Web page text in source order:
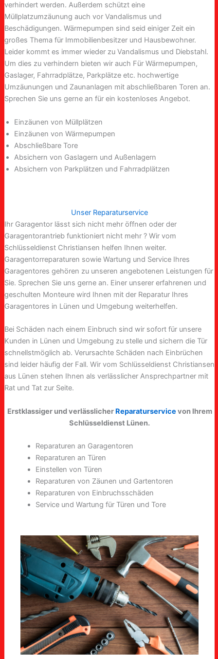
verhindert werden. Außerdem schützt eine
Müllplatzumzäunung auch vor Vandalismus und
Beschädigungen. Wärmepumpen sind seid einiger Zeit ein
großes Thema für Immobilienbesitzer und Hausbewohner.
Leider kommt es immer wieder zu Vandalismus und Diebstahl.
Um dies zu verhindern bieten wir auch Für Wärmepumpen,
Gaslager, Fahrradplätze, Parkplätze etc. hochwertige
Umzäunungen und Zaunanlagen mit abschließbaren Toren an.
Sprechen Sie uns gerne an für ein kostenloses Angebot.
Einzäunen von Müllplätzen
Einzäunen von Wärmepumpen
Abschließbare Tore
Absichern von Gaslagern und Außenlagern
Absichern von Parkplätzen und Fahrradplätzen
Unser Reparaturservice
Ihr Garagentor lässt sich nicht mehr öffnen oder der
Garagentorantrieb funktioniert nicht mehr ? Wir vom
Schlüsseldienst Christiansen helfen Ihnen weiter.
Garagentorreparaturen sowie Wartung und Service Ihres
Garagentores gehören zu unseren angebotenen Leistungen für
Sie. Sprechen Sie uns gerne an. Einer unserer erfahrenen und
geschulten Monteure wird Ihnen mit der Reparatur Ihres
Garagentores in Lünen und Umgebung weiterhelfen.
Bei Schäden nach einem Einbruch sind wir sofort für unsere
Kunden in Lünen und Umgebung zu stelle und sichern die Tür
schnellstmöglich ab. Verursachte Schäden nach Einbrüchen
sind leider häufig der Fall. Wir vom Schlüsseldienst Christiansen
aus Lünen stehen Ihnen als verlässlicher Ansprechpartner mit
Rat und Tat zur Seite.
Erstklassiger und verlässlicher Reparaturservice von Ihrem
Schlüsseldienst Lünen.
Reparaturen an Garagentoren
Reparaturen an Türen
Einstellen von Türen
Reparaturen von Zäunen und Gartentoren
Reparaturen von Einbruchsschäden
Service und Wartung für Türen und Tore